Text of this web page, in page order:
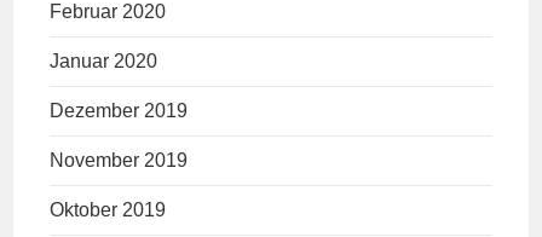
Februar 2020
Januar 2020
Dezember 2019
November 2019
Oktober 2019